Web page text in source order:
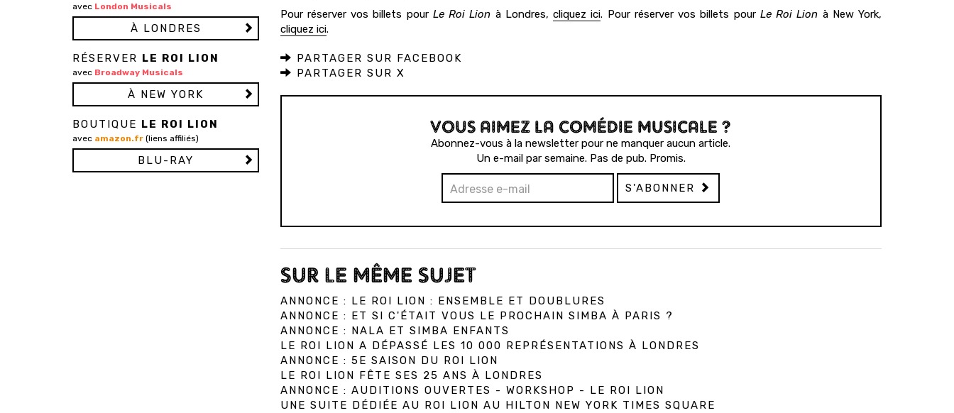
avec London Musicals
À LONDRES
RÉSERVER LE ROI LION
avec Broadway Musicals
À NEW YORK
BOUTIQUE LE ROI LION
avec amazon.fr (liens affiliés)
BLU-RAY
Pour réserver vos billets pour Le Roi Lion à Londres, cliquez ici. Pour réserver vos billets pour Le Roi Lion à New York,
cliquez ici.
PARTAGER SUR FACEBOOK
PARTAGER SUR X
VOUS AIMEZ LA COMÉDIE MUSICALE ?
Abonnez-vous à la newsletter pour ne manquer aucun article.
Un e-mail par semaine. Pas de pub. Promis.
S'ABONNER
SUR LE MÊME SUJET
ANNONCE : LE ROI LION : ENSEMBLE ET DOUBLURES
ANNONCE : ET SI C'ÉTAIT VOUS LE PROCHAIN SIMBA À PARIS ?
ANNONCE : NALA ET SIMBA ENFANTS
LE ROI LION A DÉPASSÉ LES 10 000 REPRÉSENTATIONS À LONDRES
ANNONCE : 5E SAISON DU ROI LION
LE ROI LION FÊTE SES 25 ANS À LONDRES
ANNONCE : AUDITIONS OUVERTES - WORKSHOP - LE ROI LION
UNE SUITE DÉDIÉE AU ROI LION AU HILTON NEW YORK TIMES SQUARE